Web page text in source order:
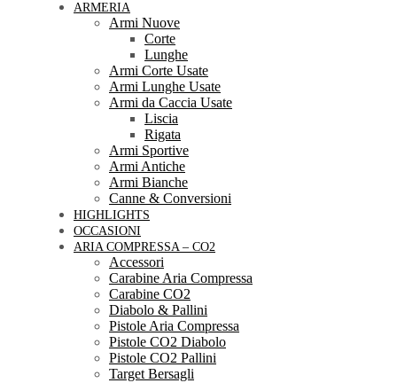
ARMERIA
Armi Nuove
Corte
Lunghe
Armi Corte Usate
Armi Lunghe Usate
Armi da Caccia Usate
Liscia
Rigata
Armi Sportive
Armi Antiche
Armi Bianche
Canne & Conversioni
HIGHLIGHTS
OCCASIONI
ARIA COMPRESSA – CO2
Accessori
Carabine Aria Compressa
Carabine CO2
Diabolo & Pallini
Pistole Aria Compressa
Pistole CO2 Diabolo
Pistole CO2 Pallini
Target Bersagli